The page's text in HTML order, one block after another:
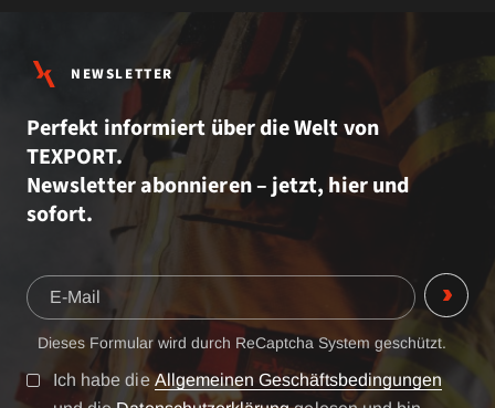
NEWSLETTER
Perfekt informiert über die Welt von
TEXPORT.
Newsletter abonnieren – jetzt, hier und
sofort.
Dieses Formular wird durch ReCaptcha System geschützt.
Ich habe die Allgemeinen Geschäftsbedingungen